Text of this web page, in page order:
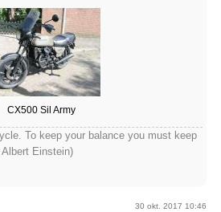
CX500 Sil Army
To keep your balance you must keep
Einstein)
30 okt. 2017 10:46